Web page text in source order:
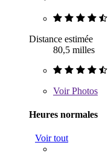
Distance estimée
80,5 milles
VoirPhotos
Heures normales
Voir tout